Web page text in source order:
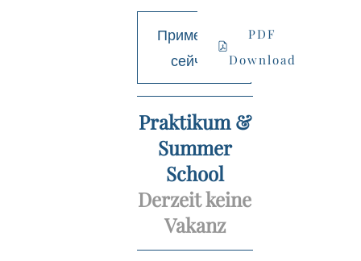
Применить
сейчас
PDF
Download
Praktikum &
Summer
School
Derzeit keine
Vakanz